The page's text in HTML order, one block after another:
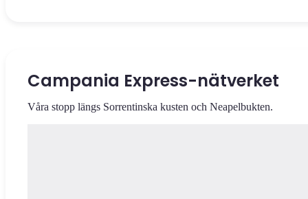
Campania Express-nätverket
Våra stopp längs Sorrentinska kusten och Neapelbukten.